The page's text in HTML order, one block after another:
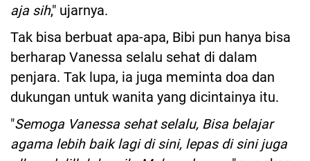
aja sih," ujarnya.
Tak bisa berbuat apa-apa, Bibi pun hanya bisa
berharap Vanessa selalu sehat di dalam
penjara. Tak lupa, ia juga meminta doa dan
dukungan untuk wanita yang dicintainya itu.
"Semoga Vanessa sehat selalu, Bisa belajar
agama lebih baik lagi di sini, lepas di sini juga